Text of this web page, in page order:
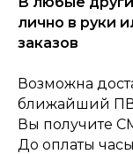
лично в руки
заказов
Возможна
ближайший
Вы получите
До оплаты